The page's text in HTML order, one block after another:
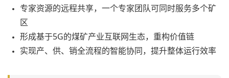
专家资源的远程共享，一个专家团队可同时服务多个矿
区
形成基于5G的煤矿产业互联网生态，重构价值链
实现产、供、销全流程的智能协同，提升整体运行效率